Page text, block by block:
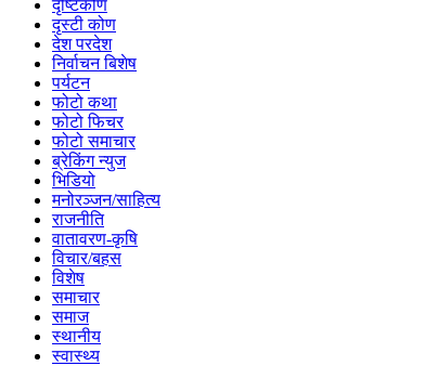
दृष्टिकोण
दृस्टी कोण
देश परदेश
निर्वाचन बिशेष
पर्यटन
फोटो कथा
फोटो फिचर
फोटो समाचार
ब्रेकिंग न्युज
भिडियो
मनोरञ्जन/साहित्य
राजनीति
वातावरण-कृषि
विचार/बहस
विशेष
समाचार
समाज
स्थानीय
स्वास्थ्य